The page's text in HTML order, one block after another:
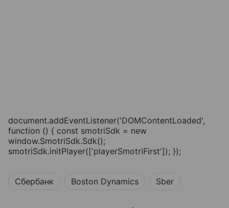
document.addEventListener('DOMContentLoaded',
function () { const smotriSdk = new
window.SmotriSdk.Sdk();
smotriSdk.initPlayer(['playerSmotriFirst']); });
Сбербанк Boston Dynamics Sber